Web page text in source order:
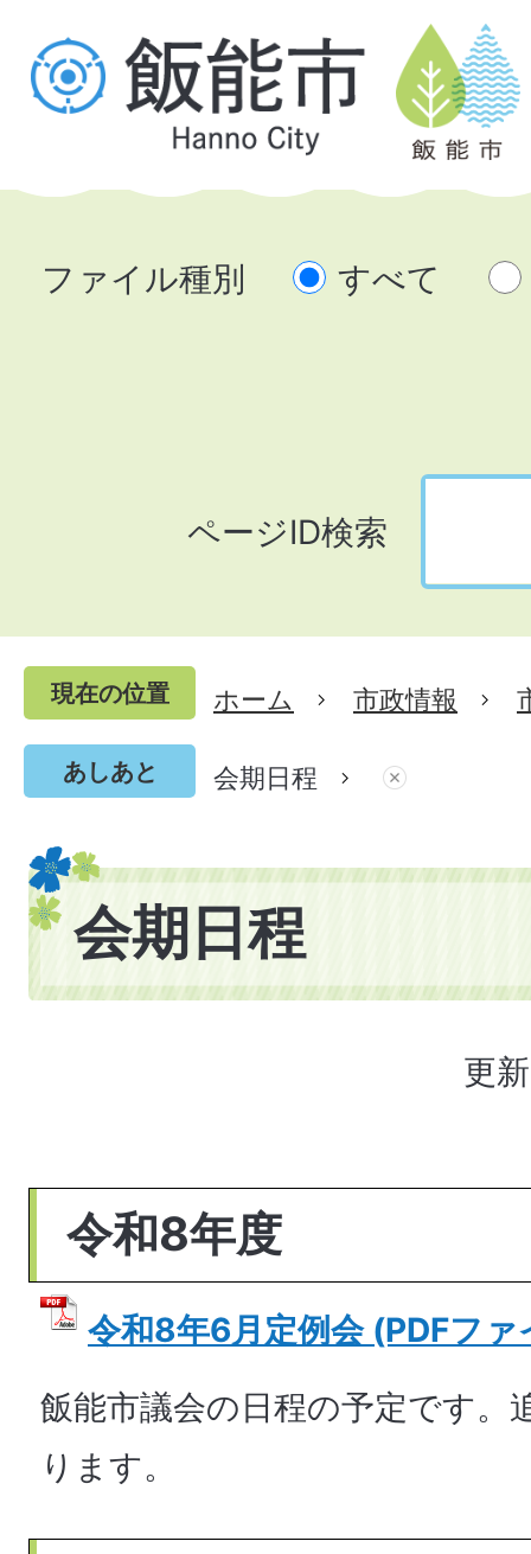
ファイル種別 すべて
ページID検索
現在の位置 ホーム 市政情報
あしあと 会期日程
会期日程
更
令和8年度
令和8年6月定例会 (PDFフ
飯能市議会の日程の予定です。
ります。